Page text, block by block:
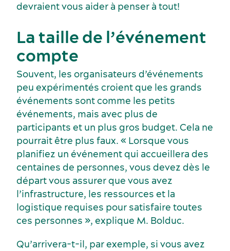
Activités et expériences
Salles de réunion
devraient vous aider à penser à tout!
La taille de l’événement
compte
Souvent, les organisateurs d’événements
peu expérimentés croient que les grands
événements sont comme les petits
événements, mais avec plus de
participants et un plus gros budget. Cela ne
pourrait être plus faux. « Lorsque vous
planifiez un événement qui accueillera des
centaines de personnes, vous devez dès le
départ vous assurer que vous avez
l’infrastructure, les ressources et la
logistique requises pour satisfaire toutes
ces personnes », explique M. Bolduc.
Qu’arrivera-t-il, par exemple, si vous avez